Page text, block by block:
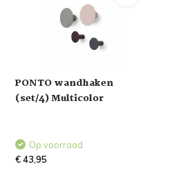
PONTO wandhaken
(set/4) Multicolor
Op voorraad
€ 43,95